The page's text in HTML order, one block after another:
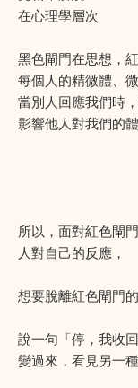
在心理學層次
黑色閘門在思想，
每個人的精微體、
當別人回應我們時
影響他人對我們的體
所以，面對紅色閘
人對自己的反應，
想要脫離紅色閘門
說一句「停，我收
變過來，看見另一種